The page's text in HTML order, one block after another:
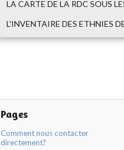
LA CARTE DE LA RDC SOUS
L'INVENTAIRE DES ETHNIES
Pages
Comment nous contacter
directement?